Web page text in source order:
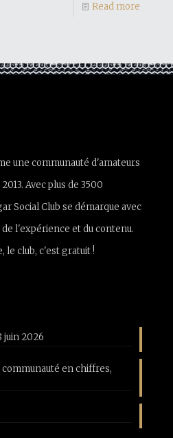
Read more
une communauté d'amateurs
Avec plus de 3500
Social Club se démarque avec
l'expérience et du contenu.
le club, c'est gratuit !
juin 2026
communauté en chiffres,